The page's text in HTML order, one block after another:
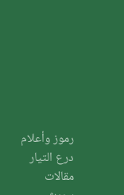
رموز وأعلام
درع التيار
مقالات